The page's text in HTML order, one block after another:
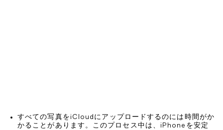
すべての写真をiCloudにアップロードするのには時間がか
かることがあります。このプロセス中は、iPhoneを安定